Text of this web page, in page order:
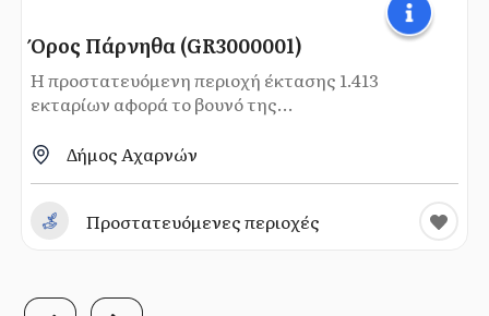
Όρος Πάρνηθα (GR3000001)
Η προστατευόμενη περιοχή έκτασης 1.413
εκταρίων αφορά το βουνό της...
Δήμος Αχαρνών
Προστατευόμενες περιοχές